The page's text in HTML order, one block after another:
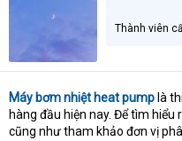
a
t
e
r
i
Thành viên
Máy bơm nhiệt heat pump là
hàng đầu hiện nay. Để tìm
cũng như tham khảo đơn vị